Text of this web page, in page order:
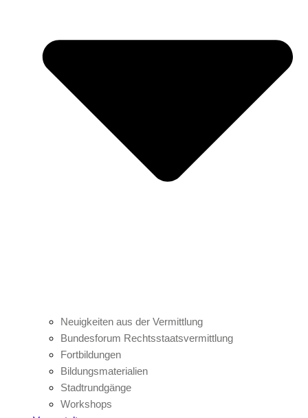
Neuigkeiten aus der Vermittlung
Bundesforum Rechtsstaatsvermittlung
Fortbildungen
Bildungsmaterialien
Stadtrundgänge
Workshops